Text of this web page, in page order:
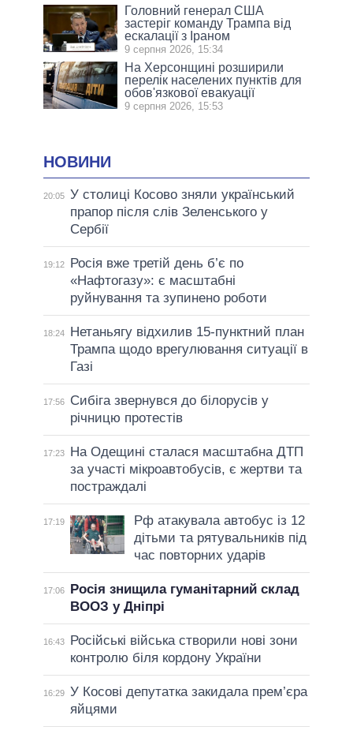
Головний генерал США
застеріг команду Трампа від
ескалації з Іраном
9 серпня 2026, 15:34
На Херсонщині розширили
перелік населених пунктів для
обов'язкової евакуації
9 серпня 2026, 15:53
НОВИНИ
20:05 У столиці Косово зняли український
прапор після слів Зеленського у
Сербії
19:12
Росія вже третій день б’є по
«Нафтогазу»: є масштабні
руйнування та зупинено роботи
18:24
Нетаньягу відхилив 15-пунктний план
Трампа щодо врегулювання ситуації в
Газі
17:56
Сибіга звернувся до білорусів у
річницю протестів
17:23
На Одещині сталася масштабна ДТП
за участі мікроавтобусів, є жертви та
постраждалі
17:19
Рф атакувала автобус із 12
дітьми та рятувальників під
час повторних ударів
17:06
Росія знищила гуманітарний склад
ВООЗ у Дніпрі
16:43
Російські війська створили нові зони
контролю біля кордону України
16:29 У Косові депутатка закидала прем’єра
яйцями